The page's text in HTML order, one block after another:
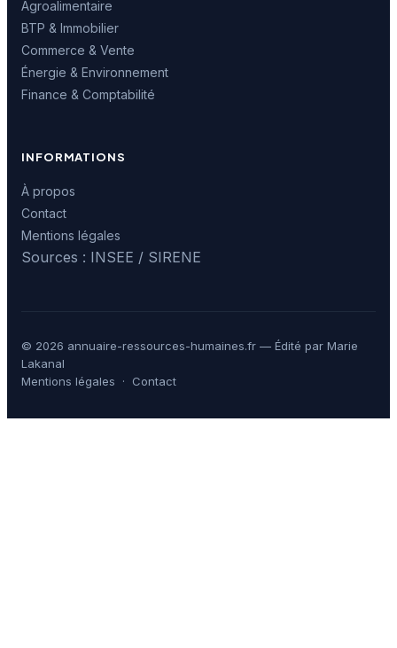
Agroalimentaire
BTP & Immobilier
Commerce & Vente
Énergie & Environnement
Finance & Comptabilité
INFORMATIONS
À propos
Contact
Mentions légales
Sources : INSEE / SIRENE
© 2026 annuaire-ressources-humaines.fr — Édité par Marie
Lakanal
Mentions légales · Contact